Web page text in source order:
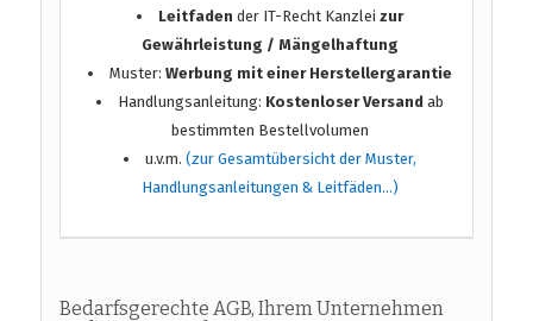
Leitfaden der IT-Recht Kanzleizur
Gewährleistung / Mängelhaftung
Muster:Werbung mit einer Herstellergarantie
Handlungsanleitung: Kostenloser Versand ab
bestimmten Bestellvolumen
u.v.m.(zur Gesamtübersicht der Muster,
Handlungsanleitungen & Leitfäden…)
Bedarfsgerechte AGB, Ihrem Unternehmen